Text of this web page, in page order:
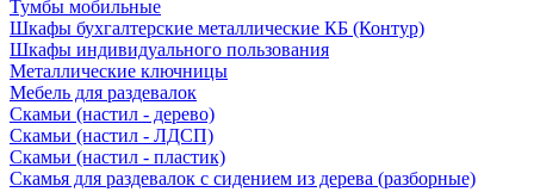
Тумбы мобильные
Шкафы бухгалтерские металлические КБ (Контур)
Шкафы индивидуального пользования
Металлические ключницы
Мебель для раздевалок
Скамьи (настил - дерево)
Скамьи (настил - ЛДСП)
Скамьи (настил - пластик)
Скамья для раздевалок с сидением из дерева (разборные)